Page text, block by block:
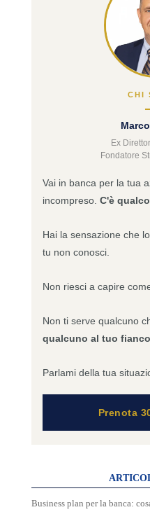
CHI
Ex
Fondatore
Vai in banca per la tua
incompreso. C'è
Hai la sensazione che
tu non conosci.
Non riesci a capire
Non ti serve qualcuno
qualcuno al tuo
Parlami della tua
Prenota
Business plan per la banca: